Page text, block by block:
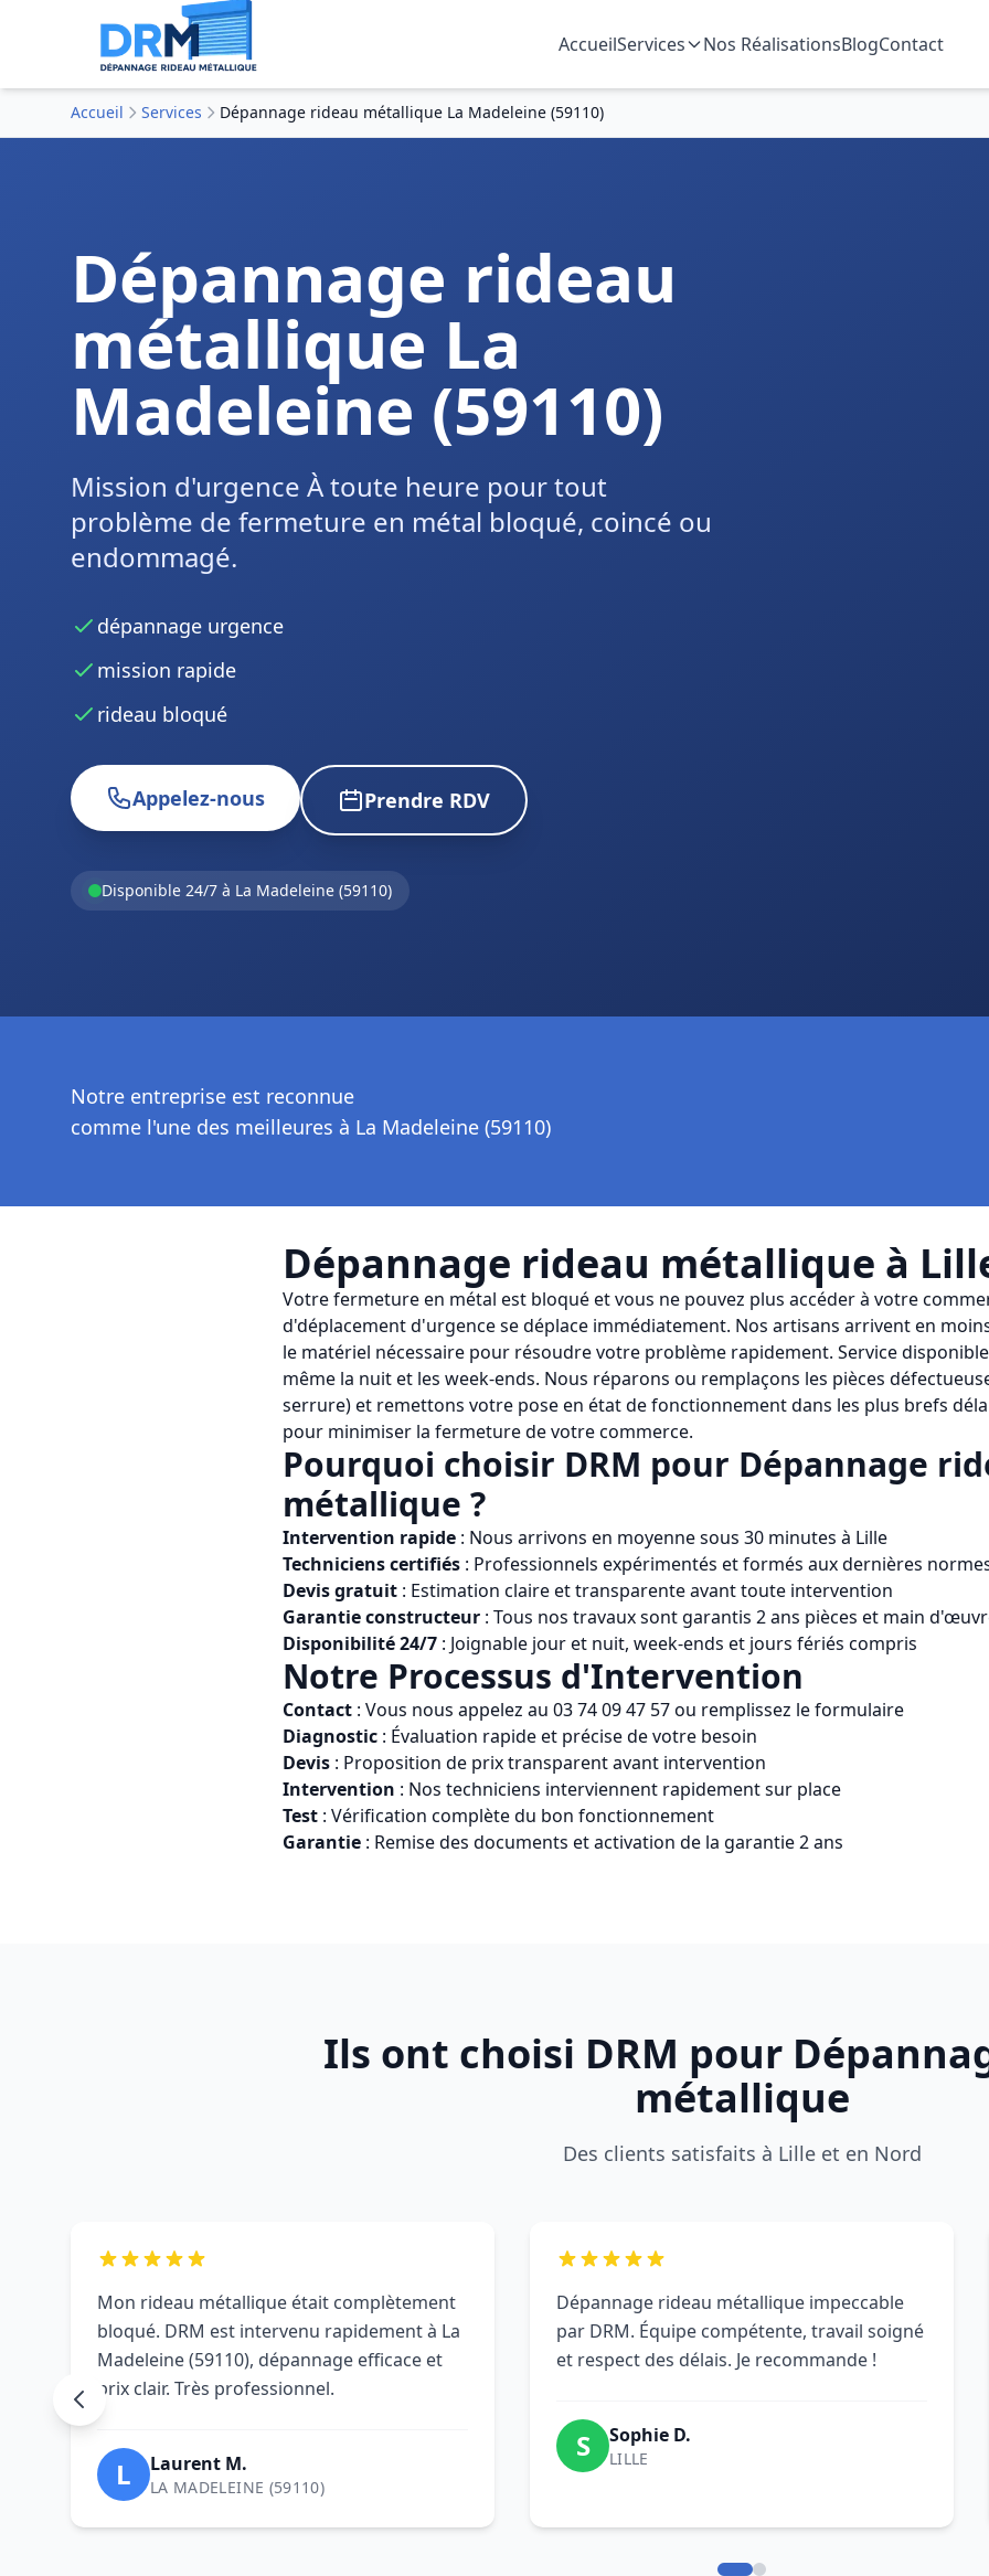
AccueilServices Nos RéalisationsBlogContact
Accueil Services Dépannage rideau métallique La Madeleine (59110)
Dépannage rideau
métallique La
Madeleine (59110)
Mission d'urgence À toute heure pour tout
problème de fermeture en métal bloqué, coincé ou
endommagé.
dépannage urgence
mission rapide
rideau bloqué
Appelez-nous Prendre RDV
Disponible 24/7 à La Madeleine (59110)
Notre entreprise est reconnue
comme l'une des meilleures à La Madeleine (59110)
Dépannage rideau métallique à
Votre fermeture en métal est bloqué et vous ne pouvez plus accéder à votre
d'déplacement d'urgence se déplace immédiatement. Nos artisans arrivent en
le matériel nécessaire pour résoudre votre problème rapidement. Service
même la nuit et les week-ends. Nous réparons ou remplaçons les pièces
serrure) et remettons votre pose en état de fonctionnement dans les plus brefs
pour minimiser la fermeture de votre commerce.
Pourquoi choisir DRM pour Dépannage
métallique ?
Intervention rapide : Nous arrivons en moyenne sous 30 minutes à Lille
Techniciens certifiés : Professionnels expérimentés et formés aux dernières
Devis gratuit : Estimation claire et transparente avant toute intervention
Garantie constructeur : Tous nos travaux sont garantis 2 ans pièces et main
Disponibilité 24/7 : Joignable jour et nuit, week-ends et jours fériés compris
Notre Processus d'Intervention
Contact : Vous nous appelez au 03 74 09 47 57ou remplissez le formulaire
Diagnostic : Évaluation rapide et précise de votre besoin
Devis : Proposition de prix transparent avant intervention
Intervention : Nos techniciens interviennent rapidement sur place
Test : Vérification complète du bon fonctionnement
Garantie : Remise des documents et activation de la garantie 2 ans
Ils ont choisi DRM pour
métallique
Des clients satisfaits à Lille et en Nord
Mon rideau métallique était complètement
bloqué. DRM est intervenu rapidement à La
Madeleine (59110), dépannage efficace et
prix clair. Très professionnel.
L Laurent M.
LA MADELEINE (59110)
Dépannage rideau métallique impeccable
par DRM. Équipe compétente, travail soigné
et respect des délais. Je recommande !
S Sophie D.
LILLE